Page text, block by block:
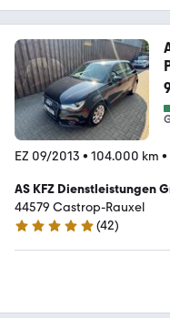
EZ 09/2013 • 104.000 km •
AS KFZ Dienstleistungen
44579 Castrop-Rauxel
5 Sterne
(42)